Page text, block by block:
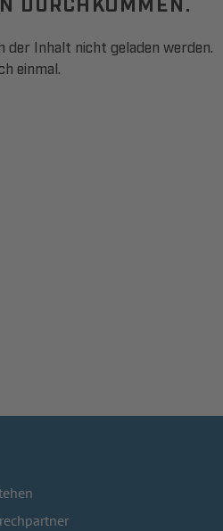
der Inhalt nicht geladen werden.
einmal.